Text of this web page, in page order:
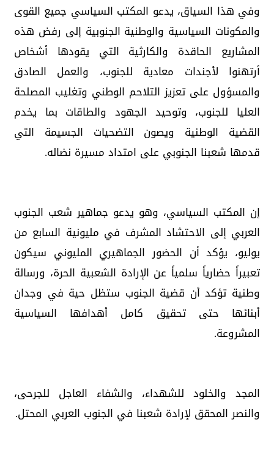
وفي هذا السياق، يدعو المكتب السياسي جميع القوى
والمكونات السياسية والوطنية الجنوبية إلى رفض هذه
المشاريع الحاقدة والكارثية التي يقودها أشخاص
أرتهنوا لأجندات معادية للجنوب، والعمل الصادق
والمسؤول على تعزيز التلاحم الوطني وتغليب المصلحة
العليا للجنوب، وتوحيد الجهود والطاقات بما يخدم
القضية الوطنية ويصون التضحيات الجسيمة التي
قدمها شعبنا الجنوبي على امتداد مسيرة نضاله.
إن المكتب السياسي، وهو يدعو جماهير شعب الجنوب
العربي إلى الاحتشاد المشرف في مليونية السابع من
يوليو، يؤكد أن الحضور الجماهيري المليوني سيكون
تعبيراً حضارياً سلمياً عن الإرادة الشعبية الحرة، ورسالة
وطنية تؤكد أن قضية الجنوب ستظل حية في وجدان
أبنائها حتى تحقيق كامل أهدافها السياسية
المشروعة.
المجد والخلود للشهداء، والشفاء العاجل للجرحى،
والنصر المحقق لإرادة شعبنا في الجنوب العربي المحتل.